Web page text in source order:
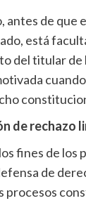
antes de que
está
del titular de
de rechazo
fines de los
de
procesos